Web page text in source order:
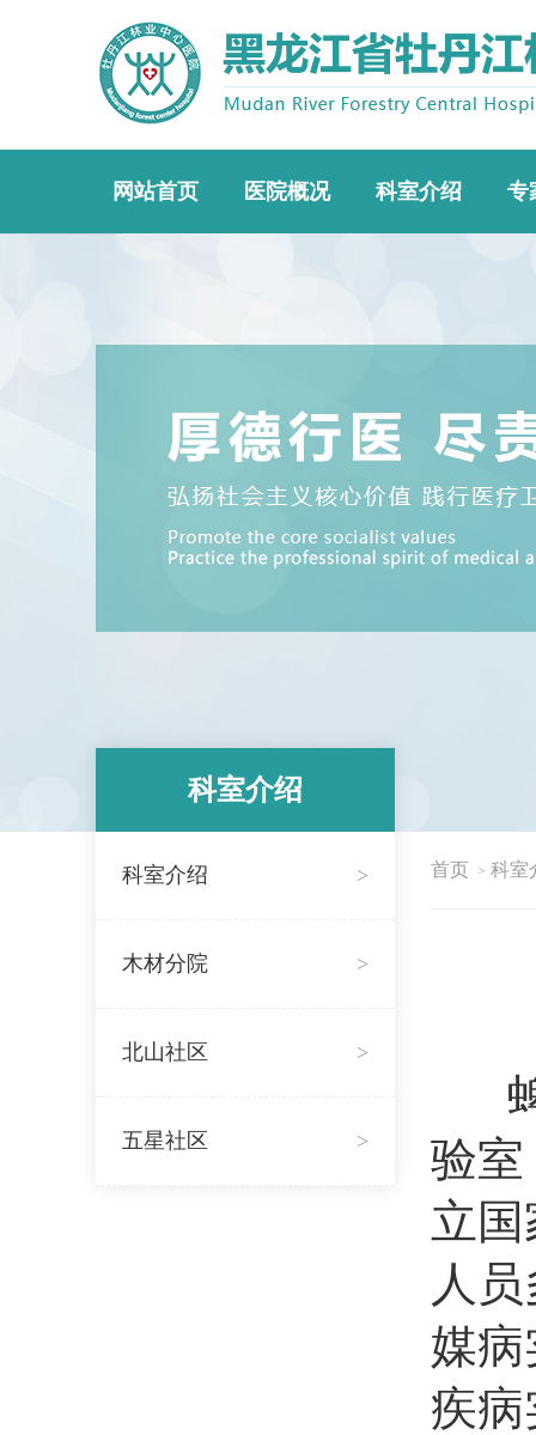
网站首页 医院概况 科室介绍 专
科室介绍
科室介绍 >
木材分院 >
北山社区 >
五星社区 >
首页 > 科室
验室
立
人
媒
疾